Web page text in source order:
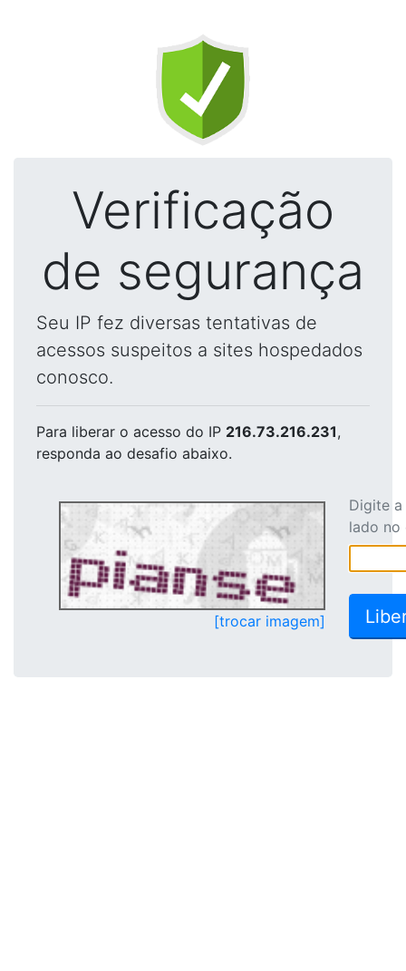
Verificação
de segurança
Seu IP fez diversas tentativas de
acessos suspeitos a sites hospedados
conosco.
Para liberar o acesso do IP 216.73.216.231,
responda ao desafio abaixo.
[trocar imagem]
Digite
lado no